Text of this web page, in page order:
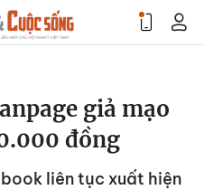
giả mạo
đồng
liên tục xuất hiện